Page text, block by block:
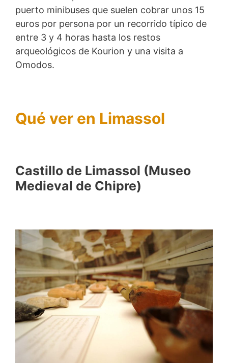
puerto minibuses que suelen cobrar unos 15
euros por persona por un recorrido típico de
entre 3 y 4 horas hasta los restos
arqueológicos de Kourion y una visita a
Omodos.
Qué ver en Limassol
Castillo de Limassol (Museo
Medieval de Chipre)